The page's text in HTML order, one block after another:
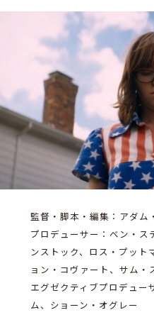
監督・脚本・編集：アダム
プロデューサー：ベン・ス
ンストック、ロス・プット
ョン・コヴァート、サム・
エグゼクティブプロデュー
ム、ショーン・オグレー